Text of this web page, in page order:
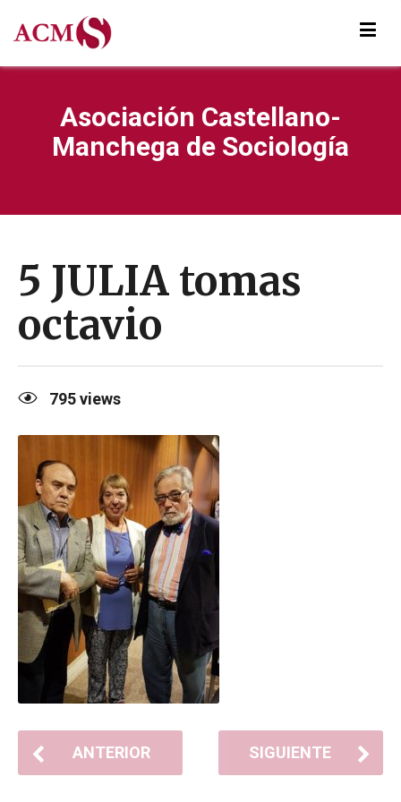
Asociación Castellano-
Manchega de Sociología
5 JULIA tomas
octavio
795views
ANTERIOR SIGUIENTE